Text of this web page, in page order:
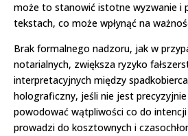
może to stanowić istotne wyzwanie i
tekstach, co może wpłynąć na
Brak formalnego nadzoru, jak w
notarialnych, zwiększa ryzyko
interpretacyjnych między
holograficzny, jeśli nie jest
powodować wątpliwości co do
prowadzi do kosztownych i